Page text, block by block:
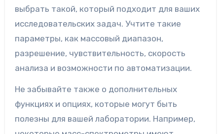
выбрать такой, который подходит для ваших
исследовательских задач. Учтите такие
параметры, как массовый диапазон,
разрешение, чувствительность, скорость
анализа и возможности по автоматизации.
Не забывайте также о дополнительных
функциях и опциях, которые могут быть
полезны для вашей лаборатории. Например,